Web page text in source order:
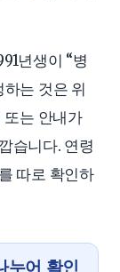
년생이 “병
는 것은 위
또는 안내가
습니다. 연령
따로 확인하
누어 확인